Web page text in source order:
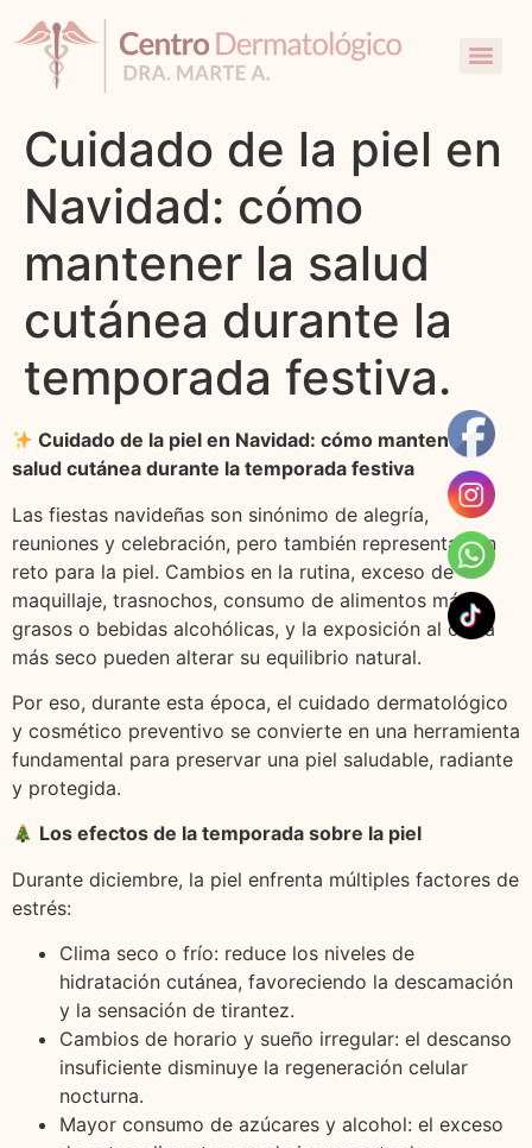
Cuidado de la piel en
Navidad: cómo
mantener la salud
cutánea durante la
temporada festiva.
Cuidado de la piel en Navidad: cómo mantener la
salud cutánea durante la temporada festiva
Las fiestas navideñas son sinónimo de alegría,
reuniones y celebración, pero también representan un
reto para la piel. Cambios en la rutina, exceso de
maquillaje, trasnochos, consumo de alimentos más
grasos o bebidas alcohólicas, y la exposición al clima
más seco pueden alterar su equilibrio natural.
Por eso, durante esta época, el cuidado dermatológico
y cosmético preventivo se convierte en una herramienta
fundamental para preservar una piel saludable, radiante
y protegida.
Los efectos de la temporada sobre la piel
Durante diciembre, la piel enfrenta múltiples factores de
estrés:
Clima seco o frío: reduce los niveles de
hidratación cutánea, favoreciendo la descamación
y la sensación de tirantez.
Cambios de horario y sueño irregular: el descanso
insuficiente disminuye la regeneración celular
nocturna.
Mayor consumo de azúcares y alcohol: el exceso